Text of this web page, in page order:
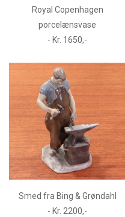
Royal Copenhagen
porcelænsvase
- Kr. 1650,-
Smed fra Bing & Grøndahl
- Kr. 2200,-